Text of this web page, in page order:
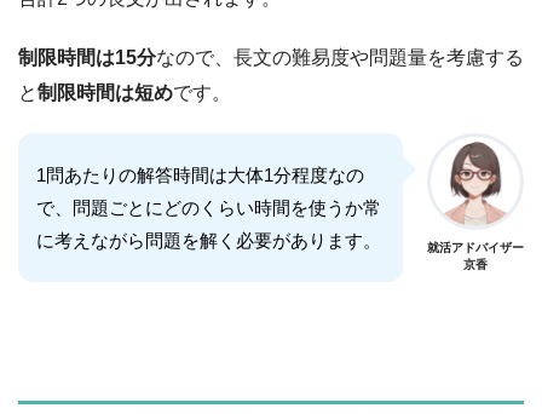
制限時間は15分なので、長文の難易度や問題量を考慮する
と制限時間は短めです。
1問あたりの解答時間は大体1分程度なの
で、問題ごとにどのくらい時間を使うか常
に考えながら問題を解く必要があります。
就活アドバイザー
京香